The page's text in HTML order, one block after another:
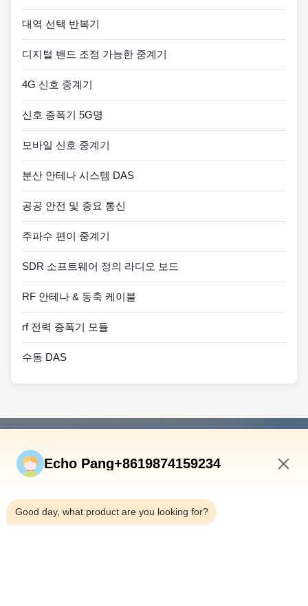
대역 선택 반복기
디지털 밴드 조정 가능한 중계기
4G 신호 중계기
신호 증폭기 5G명
모바일 신호 중계기
분산 안테나 시스템 DAS
공공 안전 및 중요 통신
주파수 편이 중계기
SDR 소프트웨어 정의 라디오 보드
RF 안테나 & 동축 케이블
rf 전력 증폭기 모듈
수동 DAS
집
우리 에 관한 것
공장 투어
Echo Pang+8619874159234
Good day, what product are you looking for?